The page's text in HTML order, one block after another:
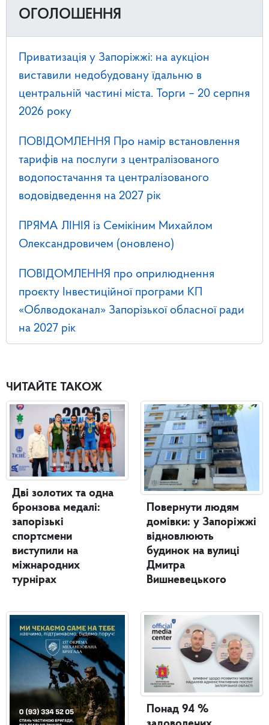
ОГОЛОШЕННЯ
Приватизація у Запоріжжі: на аукціон
виставили недобудовану їдальню в
центральній частині міста. Торги – 20 серпня
2026 року
ПОВІДОМЛЕННЯ Про намір встановлення
тарифів на послуги з централізованого
водопостачання та централізованого
водовідведення на 2027 рік
ПРЯМА ЛІНІЯ із Семікіним Михайлом
Олександровичем (оновлено)
ПОВІДОМЛЕННЯ про оприлюднення
проєкту Інвестиційної програми КП
«Облводоканал» Запорізької обласної ради
на 2027 рік
ЧИТАЙТЕ ТАКОЖ
Дві золотих та одна
бронзова медалі:
запорізькі
спортсмени
виступили на
міжнародних
турнірах
Повернути людям
домівки: у Запоріжжі
відновлюють
будинок на вулиці
Дмитра
Вишневецького
Понад 94 %